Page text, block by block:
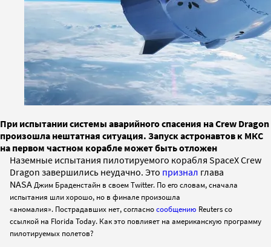
При испытании системы аварийного спасения на Crew Dragon
произошла нештатная ситуация. Запуск астронавтов к МКС
на первом частном корабле может быть отложен
Наземные испытания пилотируемого корабля SpaceX Crew
Dragon завершились неудачно. Это признал глава
NASAДжим Браденстайн в своем Twitter. По его словам, сначала
испытания шли хорошо, но в финале произошла
«аномалия». Пострадавших нет, согласносообщению Reuters со
ссылкой на Florida Today. Как это повлияет на американскую программу
пилотируемых полетов?